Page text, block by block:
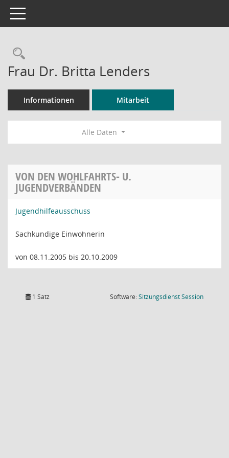
Toggle navigation
Rechercheauswahl
Frau Dr. Britta Lenders
Informationen Mitarbeit
Alle Daten
VON DEN WOHLFAHRTS- U.
JUGENDVERBÄNDEN
Jugendhilfeausschuss
Sachkundige Einwohnerin
von 08.11.2005 bis 20.10.2009
1 Satz Software:SitzungsdienstSession(Wird in